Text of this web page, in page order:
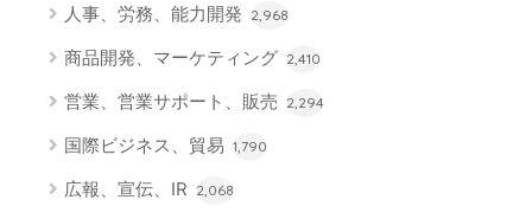
人事、労務、能力開発 2,968
商品開発、マーケティング 2,410
営業、営業サポート、販売 2,294
国際ビジネス、貿易 1,790
広報、宣伝、IR 2,068